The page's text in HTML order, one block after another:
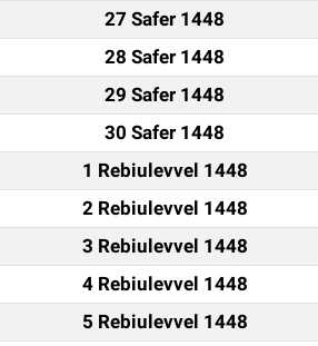
27 Safer 1448
28 Safer 1448
29 Safer 1448
30 Safer 1448
1 Rebiulevvel 1448
2 Rebiulevvel 1448
3 Rebiulevvel 1448
4 Rebiulevvel 1448
5 Rebiulevvel 1448